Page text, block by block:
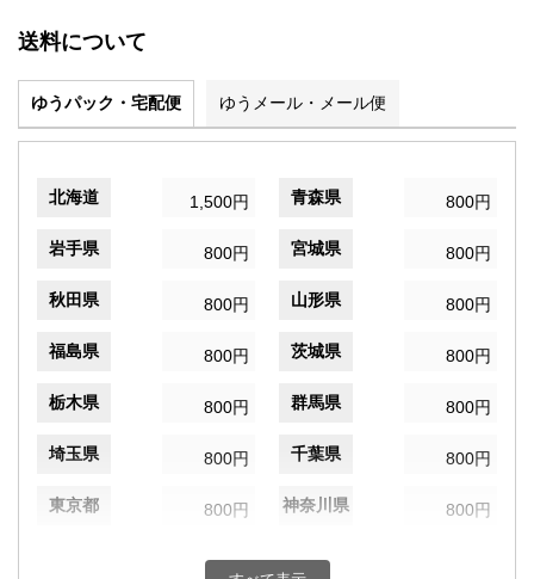
送料について
ゆうパック・宅配便 ゆうメール・メール便
北海道 1,500円 青森県 800円
岩手県 800円 宮城県 800円
秋田県 800円 山形県 800円
福島県 800円 茨城県 800円
栃木県 800円 群馬県 800円
埼玉県 800円 千葉県 800円
東京都 800円 神奈川県 800円
800円 富山県